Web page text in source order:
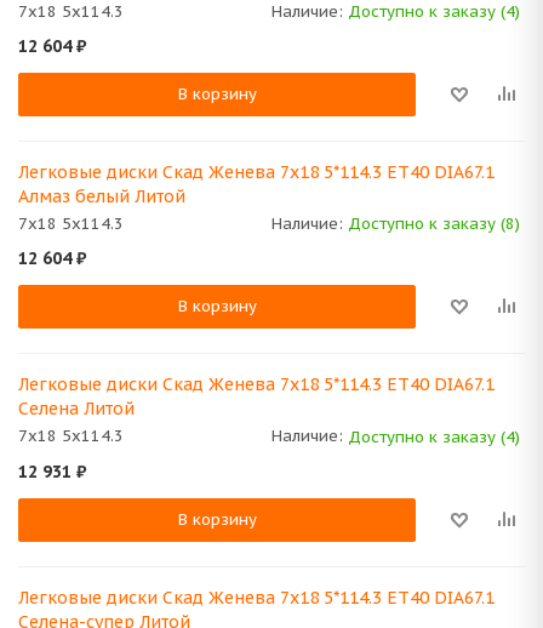
7x18 5x114.3 Наличие: Доступно к заказу (4)
12 604₽
В корзину
Легковые диски Скад Женева 7x18 5*114.3 ET40 DIA67.1
Алмаз белый Литой
7x18 5x114.3 Наличие: Доступно к заказу (8)
12 604₽
В корзину
Легковые диски Скад Женева 7x18 5*114.3 ET40 DIA67.1
Селена Литой
7x18 5x114.3 Наличие: Доступно к заказу (4)
12 931 ₽
В корзину
Легковые диски Скад Женева 7x18 5*114.3 ET40 DIA67.1
Селена-супер Литой